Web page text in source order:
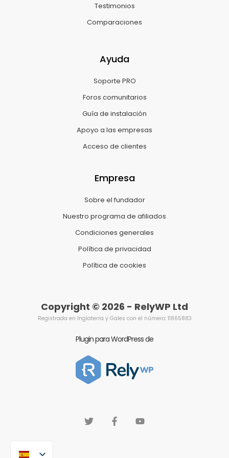
Testimonios
Comparaciones
Ayuda
Soporte PRO
Foros comunitarios
Guía de instalación
Apoyo a las empresas
Acceso de clientes
Empresa
Sobre el fundador
Nuestro programa de afiliados
Condiciones generales
Política de privacidad
Política de cookies
Copyright © 2026 - RelyWP Ltd
Registrada en Inglaterra y Gales con el número: 11865883
Plugin para WordPress de